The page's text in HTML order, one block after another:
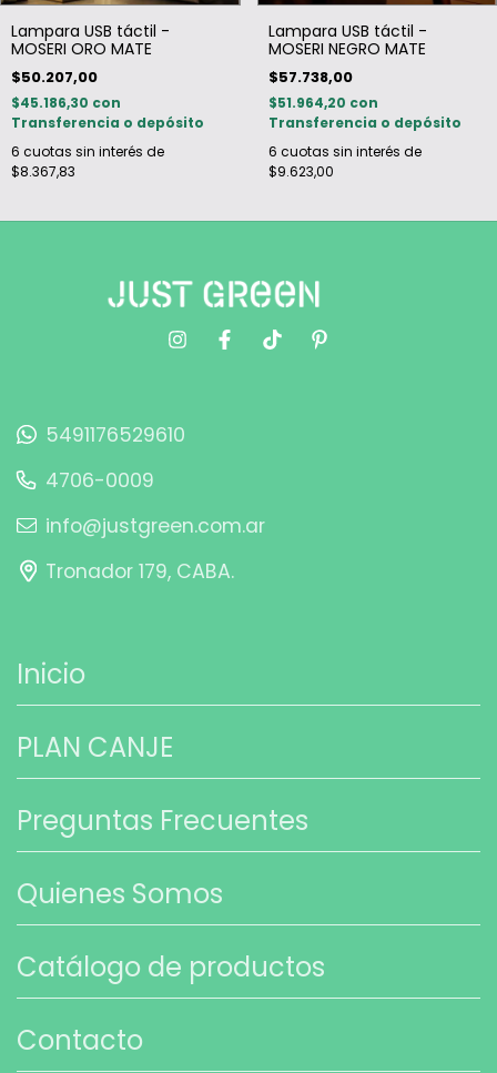
Lampara USB táctil -
MOSERI ORO MATE
$50.207,00
$45.186,30 con
Transferencia o depósito
6 cuotas sin interés de
$8.367,83
Lampara USB táctil -
MOSERI NEGRO MATE
$57.738,00
$51.964,20 con
Transferencia o depósito
6 cuotas sin interés de
$9.623,00
5491176529610
4706-0009
info@justgreen.com.ar
Tronador 179, CABA.
Inicio
PLAN CANJE
Preguntas Frecuentes
Quienes Somos
Catálogo de productos
Contacto